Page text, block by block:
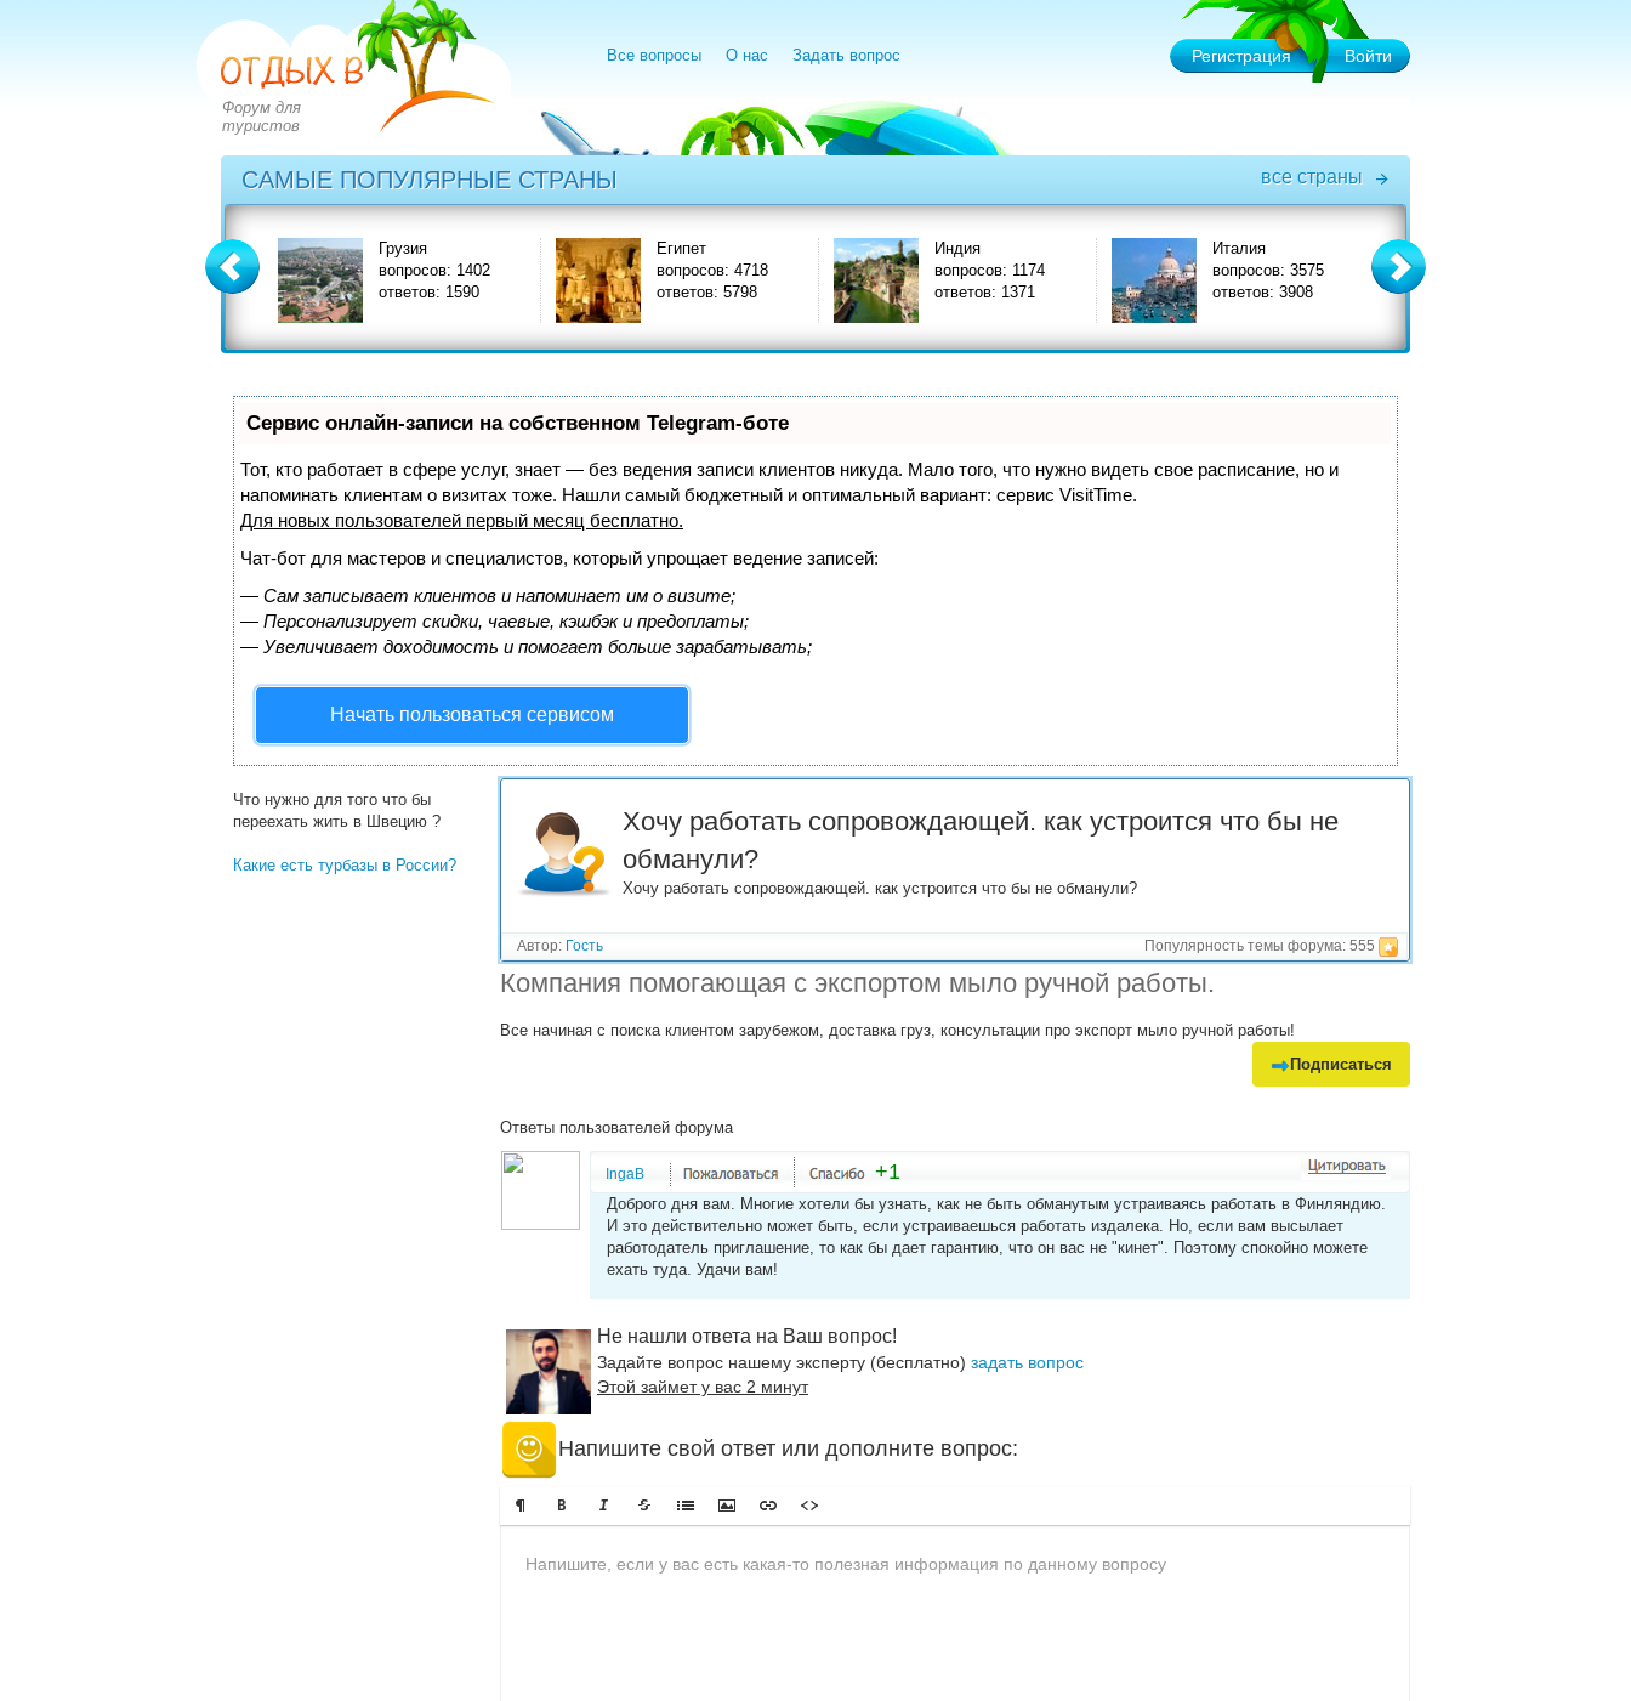
Форум для
туристов
Все вопросы О нас Задать вопрос Регистрация Войти
САМЫЕ ПОПУЛЯРНЫЕ СТРАНЫ все страны
вопросов: 2828
Грузия
вопросов: 1402
ответов: 1590
Египет
вопросов: 4718
ответов: 5798
Индия
вопросов: 1174
ответов: 1371
Италия
вопросов: 3575
ответов: 3908
Решенные вопросы!
Как летать на самолете что бы
не боятся?
Что бы не боятся летать на
самолетах?
Очень хочу работать
сопровождающим тур групп в
Европе.есть…?
Что нужно для того что бы
переехать жить в Швецию ?
Какие есть турбазы в России?
Сервис онлайн-записи на собственном Telegram-боте
Тот, кто работает в сфере услуг, знает — без ведения записи клиентов никуда. Мало того, что нужно видеть свое расписание, но и
напоминать клиентам о визитах тоже. Нашли самый бюджетный и оптимальный вариант: сервис VisitTime.
Для новых пользователей первый месяц бесплатно.
Чат-бот для мастеров и специалистов, который упрощает ведение записей:
— Сам записывает клиентов и напоминает им о визите;
— Персонализирует скидки, чаевые, кэшбэк и предоплаты;
— Увеличивает доходимость и помогает больше зарабатывать;
Начать пользоваться сервисом
Хочу работать сопровождающей. как устроится что бы не
обманули?
Хочу работать сопровождающей. как устроится что бы не обманули?
Автор: Гость Популярность темы форума: 555
Компания помогающая с экспортом мыло ручной работы.
Все начиная с поиска клиентом зарубежом, доставка груз, консультации про экспорт мыло ручной работы!
Подписаться
Ответы пользователей форума
IngaB +1
Доброго дня вам. Многие хотели бы узнать, как не быть обманутым устраиваясь работать в Финляндию.
И это действительно может быть, если устраиваешься работать издалека. Но, если вам высылает
работодатель приглашение, то как бы дает гарантию, что он вас не "кинет". Поэтому спокойно можете
ехать туда. Удачи вам!
Не нашли ответа на Ваш вопрос!
Задайте вопрос нашему эксперту (бесплатно) задать вопрос
Этой займет у вас 2 минут
Напишите свой ответ или дополните вопрос: